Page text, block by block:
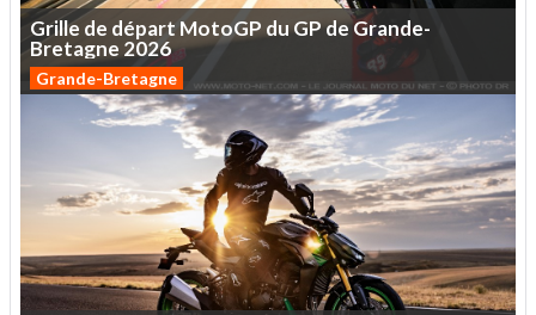
Grille de départ MotoGP duGPdeGrande-
Bretagne 2026
Grande-Bretagne